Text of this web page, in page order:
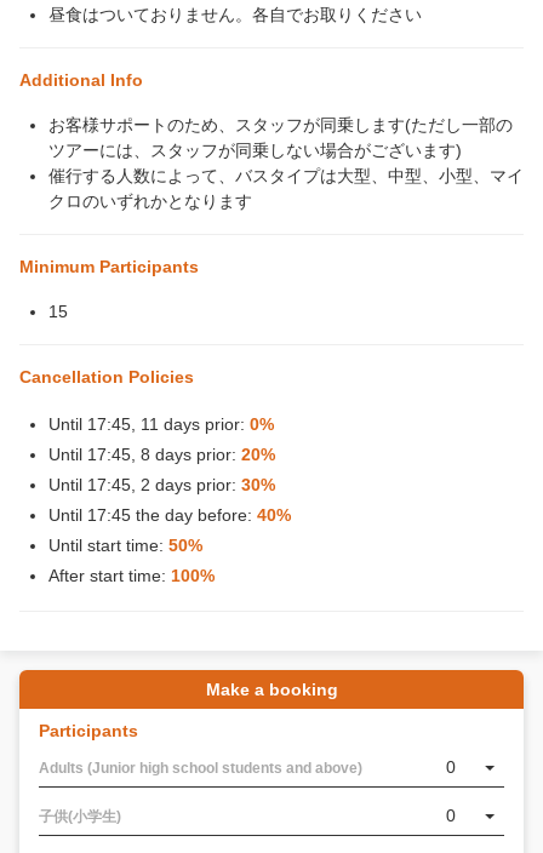
昼食はついておりません。各自でお取りください
Additional Info
お客様サポートのため、スタッフが同乗します(ただし一部の
ツアーには、スタッフが同乗しない場合がございます)
催行する人数によって、バスタイプは大型、中型、小型、マイ
クロのいずれかとなります
Minimum Participants
15
Cancellation Policies
Until 17:45, 11 days prior: 0%
Until 17:45, 8 days prior: 20%
Until 17:45, 2 days prior: 30%
Until 17:45 the day before: 40%
Until start time: 50%
After start time: 100%
Make a booking
Participants
Adults (Junior high school students and above) 0
子供(小学生) 0